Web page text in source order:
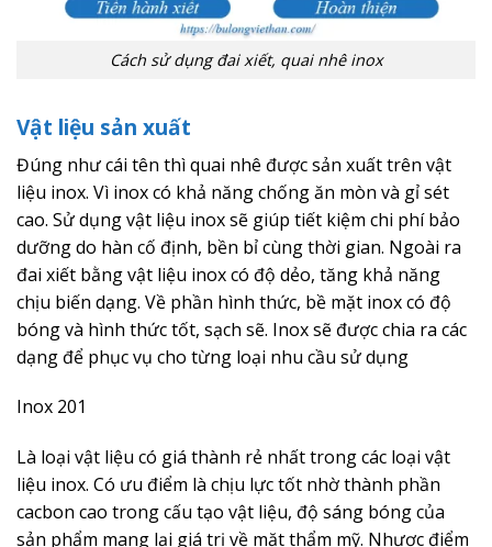
Cách sử dụng đai xiết, quai nhê inox
Vật liệu sản xuất
Đúng như cái tên thì quai nhê được sản xuất trên vật
liệu inox. Vì inox có khả năng chống ăn mòn và gỉ sét
cao. Sử dụng vật liệu inox sẽ giúp tiết kiệm chi phí bảo
dưỡng do hàn cố định, bền bỉ cùng thời gian. Ngoài ra
đai xiết bằng vật liệu inox có độ dẻo, tăng khả năng
chịu biến dạng. Về phần hình thức, bề mặt inox có độ
bóng và hình thức tốt, sạch sẽ. Inox sẽ được chia ra các
dạng để phục vụ cho từng loại nhu cầu sử dụng
Inox 201
Là loại vật liệu có giá thành rẻ nhất trong các loại vật
liệu inox. Có ưu điểm là chịu lực tốt nhờ thành phần
cacbon cao trong cấu tạo vật liệu, độ sáng bóng của
sản phẩm mang lại giá trị về mặt thẩm mỹ. Nhược điểm